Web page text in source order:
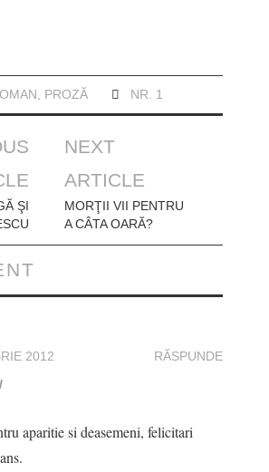
PROZĂ NR. 1
ŞI
NEXT
ARTICLE
MORŢII VII PENTRU
A CÂTA OARĂ?
RĂSPUNDE
2012
aparitie si deasemeni, felicitari